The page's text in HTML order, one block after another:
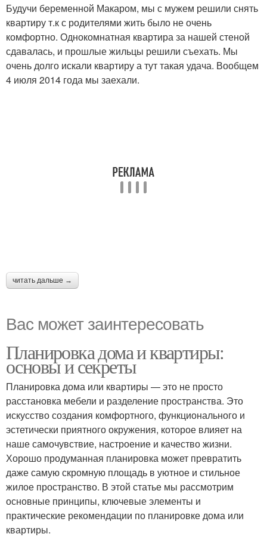
Будучи беременной Макаром, мы с мужем решили снять
квартиру т.к с родителями жить было не очень
комфортно. Однокомнатная квартира за нашей стеной
сдавалась, и прошлые жильцы решили съехать. Мы
очень долго искали квартиру а тут такая удача. Вообщем
4 июля 2014 года мы заехали.
читать дальше →
Вас может заинтересовать
Планировка дома и квартиры:
основы и секреты
Планировка дома или квартиры — это не просто
расстановка мебели и разделение пространства. Это
искусство создания комфортного, функционального и
эстетически приятного окружения, которое влияет на
наше самочувствие, настроение и качество жизни.
Хорошо продуманная планировка может превратить
даже самую скромную площадь в уютное и стильное
жилое пространство. В этой статье мы рассмотрим
основные принципы, ключевые элементы и
практические рекомендации по планировке дома или
квартиры.